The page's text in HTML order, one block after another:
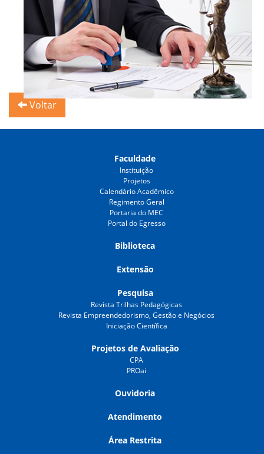
Voltar
Faculdade
Instituição
Projetos
Calendário Acadêmico
Regimento Geral
Portaria do MEC
Portal do Egresso
Biblioteca
Extensão
Pesquisa
Revista Trilhas Pedagógicas
Revista Empreendedorismo, Gestão e Negócios
Iniciação Científica
Projetos de Avaliação
CPA
PROai
Ouvidoria
Atendimento
Área Restrita